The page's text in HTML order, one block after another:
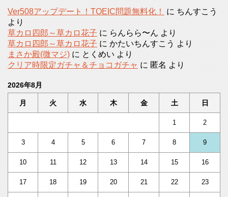
Ver508アップデート！TOEIC問題無料化！ に ちんすこう
より
草カロ四郎～草カロ花子 に らんらら〜ん より
草カロ四郎～草カロ花子 に かたいちんすこう より
まさか殿(微マジ) に とくめい より
クリア時限定ガチャ＆チョコガチャ に 匿名 より
2026年8月
月 火 水 木 金 土 日
1 2
3 4 5 6 7 8 9
10 11 12 13 14 15 16
17 18 19 20 21 22 23